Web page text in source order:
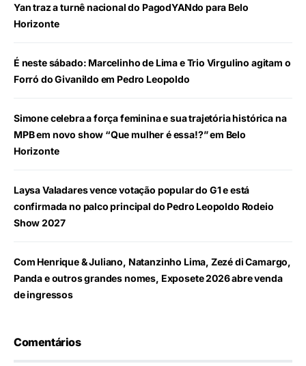
Yan traz a turnê nacional do PagodYANdo para Belo
Horizonte
É neste sábado: Marcelinho de Lima e Trio Virgulino agitam o
Forró do Givanildo em Pedro Leopoldo
Simone celebra a força feminina e sua trajetória histórica na
MPB em novo show “Que mulher é essa!?” em Belo
Horizonte
Laysa Valadares vence votação popular do G1 e está
confirmada no palco principal do Pedro Leopoldo Rodeio
Show 2027
Com Henrique & Juliano, Natanzinho Lima, Zezé di Camargo,
Panda e outros grandes nomes, Exposete 2026 abre venda
de ingressos
Comentários